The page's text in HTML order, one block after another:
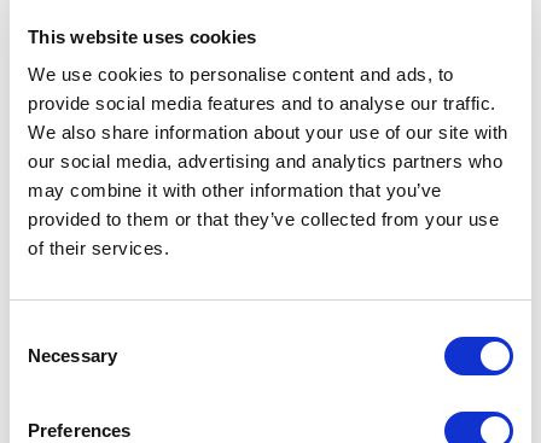
This website uses cookies
We use cookies to personalise content and ads, to
provide social media features and to analyse our traffic.
We also share information about your use of our site with
our social media, advertising and analytics partners who
may combine it with other information that you’ve
provided to them or that they’ve collected from your use
of their services.
Selection
Necessary
Preferences
Прайс-агрегатори (Google Shopping, Hotline,
Prom.ua тощо) – це платформи, де користувачі
порівнюють ціни та характеристики товарів. Для
eCommerce-бізнесу це ефективний спосіб:
Залучити покупців у фазі прийняття рішення
Підвищити конверсії завдяки готовій до
Конкурувати на рівні ціни та пропозиції
Інтеграція вашого каталогу з прайс-агрегаторами
дозволяє отримувати цільовий платний трафік від
купити. Для зручної обробки платежів можна